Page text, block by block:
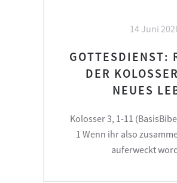
14 Juni
GOTTESDIENST:
DER
NEUES
Kolosser 3, 1-11
1 Wenn ihr also
auferweckt